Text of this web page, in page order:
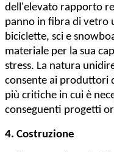
dell'elevato rapporto
panno in fibra di vetro
biciclette, sci e
materiale per la sua
stress. La natura
consente ai produttori
più critiche in cui è
conseguenti progetti
4. Costruzione